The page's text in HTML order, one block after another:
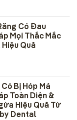
Có Đau
Mọi Thắc Mắc
Quả
Bị Hóp Má
Toàn Diện &
Hiệu Quả Từ
Dental